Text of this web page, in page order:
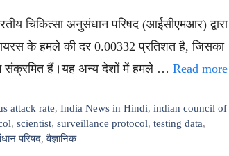
चिकित्सा अनुसंधान परिषद (आईसीएमआर) द्वारा
के हमले की दर 0.00332 प्रतिशत है, जिसका
संक्रमित हैं।यह अन्य देशों में हमले … Read more
attack rate,India News in Hindi,indian council of
, scientist, surveillance protocol, testing data,
परिषद,वैज्ञानिक